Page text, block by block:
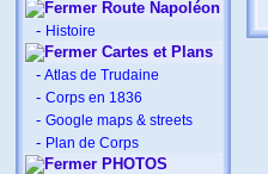
Route Napoléon
- Histoire
Cartes et Plans
- Atlas de Trudaine
- Corps en 1836
- Google maps & streets
- Plan de Corps
PHOTOS